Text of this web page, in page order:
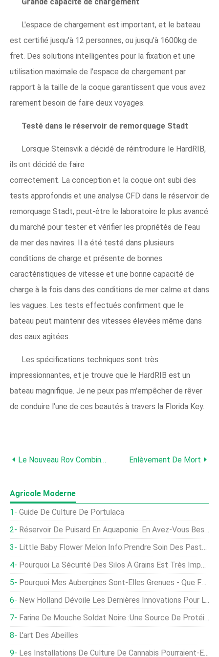
L'espace de chargement est important, et le bateau
est certifié jusqu'à 12 personnes, ou jusqu'à 1600kg de
fret. Des solutions intelligentes pour la fixation et une
utilisation maximale de l'espace de chargement par
rapport à la taille de la coque garantissent que vous avez
rarement besoin de faire deux voyages.
Testé dans le réservoir de remorquage Stadt
Lorsque Steinsvik a décidé de réintroduire le HardRIB,
ils ont décidé de faire
correctement. La conception et la coque ont subi des
tests approfondis et une analyse CFD dans le réservoir de
remorquage Stadt, peut-être le laboratoire le plus avancé
du marché pour tester et vérifier les propriétés de l'eau
de mer des navires. Il a été testé dans plusieurs
conditions de charge et présente de bonnes
caractéristiques de vitesse et une bonne capacité de
charge à la fois dans des conditions de mer calme et dans
les vagues. Les tests effectués confirment que le
bateau peut maintenir des vitesses élevées même dans
des eaux agitées.
Les spécifications techniques sont très
impressionnantes, et je trouve que le HardRIB est un
bateau magnifique. Je ne peux pas m'empêcher de rêver
de conduire l'une de ces beautés à travers la Florida Key.
Le Nouveau Rov Combine Une Capacité Autonome Avec Un Fonctionnement À Distance En Direct Enlèvement De Mort
Agricole Moderne
Guide De Culture De Portulaca
Réservoir De Puisard En Aquaponie :en Avez-Vous Besoin ?
Little Baby Flower Melon Info:Prendre Soin Des Pastèques Little Baby Flower
Pourquoi La Sécurité Des Silos À Grains Est Très Importante En 2020
Pourquoi Mes Aubergines Sont-Elles Grenues - Que Faire Pour Les Aubergines Grenues
New Holland Dévoile Les Dernières Innovations Pour L'équipement De Fenaison Et De Fourrage
Farine De Mouche Soldat Noire :Une Source De Protéines Hautement Digestible Pour Les Aliments Aquacoles
L'art Des Abeilles
Les Installations De Culture De Cannabis Pourraient-Elles Être Mauvaises Pour La Qualité De L'air ?